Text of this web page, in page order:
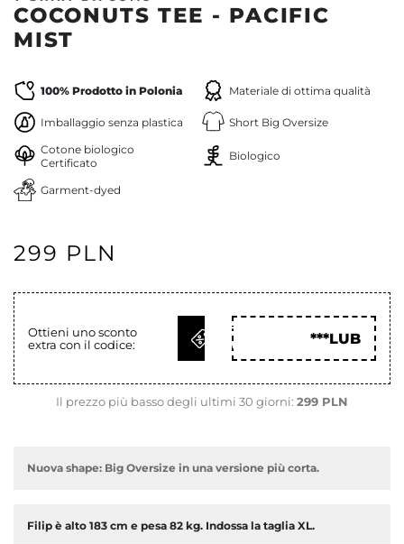
COCONUTS TEE - PACIFIC
MIST
100% Prodotto in Polonia Materiale di ottima qualità
Imballaggio senza plastica
Short Big Oversize
Cotone biologico
Certificato
Biologico
Garment-dyed
299 PLN
Ottieni uno sconto
extra con il codice:
OTTIENI
COD
***LUB
Il prezzo più basso degli ultimi 30 giorni: 299 PLN
Nuova shape: Big Oversize in una versione più corta.
Filip è alto 183 cm e pesa 82 kg. Indossa la taglia XL.